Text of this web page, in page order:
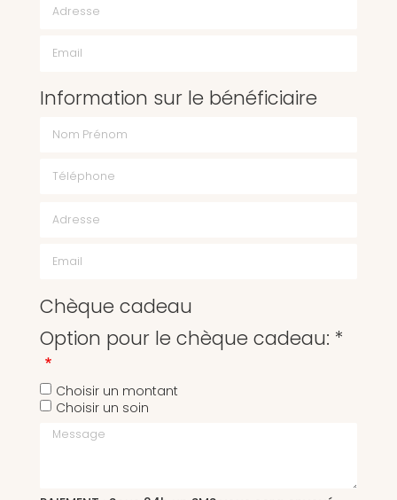
Information sur le bénéficiaire
Chèque cadeau
Option pour le chèque cadeau: *
Choisir un montant
Choisir un soin
Message